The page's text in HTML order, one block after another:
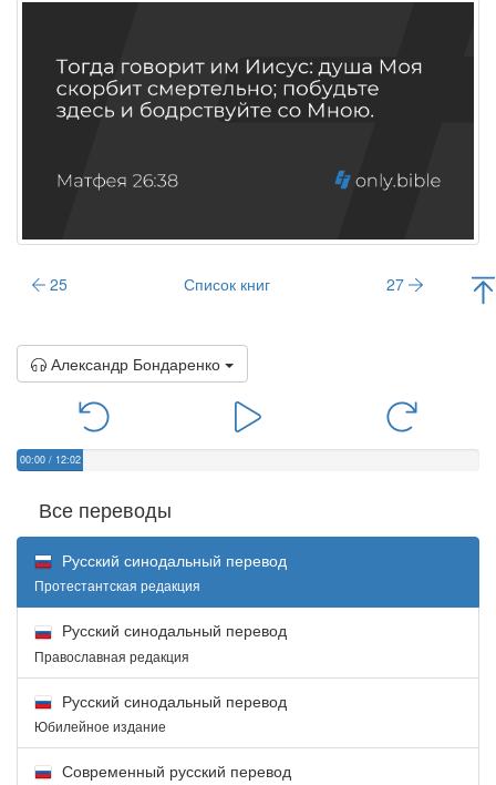
25 Список книг 27
Александр Бондаренко
00:00 / 12:02
Все переводы
Русский синодальный перевод
Протестантская редакция
Русский синодальный перевод
Православная редакция
Русский синодальный перевод
Юбилейное издание
Современный русский перевод